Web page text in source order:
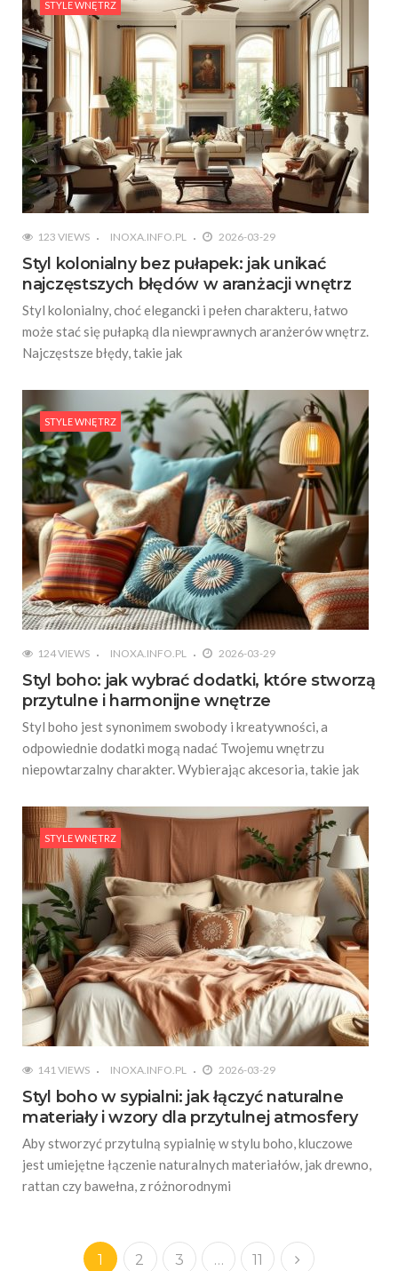
STYLE WNĘTRZ
123 VIEWS INOXA.INFO.PL 2026-03-29
Styl kolonialny bez pułapek: jak unikać
najczęstszych błędów w aranżacji wnętrz
Styl kolonialny, choć elegancki i pełen charakteru, łatwo
może stać się pułapką dla niewprawnych aranżerów wnętrz.
Najczęstsze błędy, takie jak
STYLE WNĘTRZ
124 VIEWS INOXA.INFO.PL 2026-03-29
Styl boho: jak wybrać dodatki, które stworzą
przytulne i harmonijne wnętrze
Styl boho jest synonimem swobody i kreatywności, a
odpowiednie dodatki mogą nadać Twojemu wnętrzu
niepowtarzalny charakter. Wybierając akcesoria, takie jak
STYLE WNĘTRZ
141 VIEWS INOXA.INFO.PL 2026-03-29
Styl boho w sypialni: jak łączyć naturalne
materiały i wzory dla przytulnej atmosfery
Aby stworzyć przytulną sypialnię w stylu boho, kluczowe
jest umiejętne łączenie naturalnych materiałów, jak drewno,
rattan czy bawełna, z różnorodnymi
1 2 3 … 11